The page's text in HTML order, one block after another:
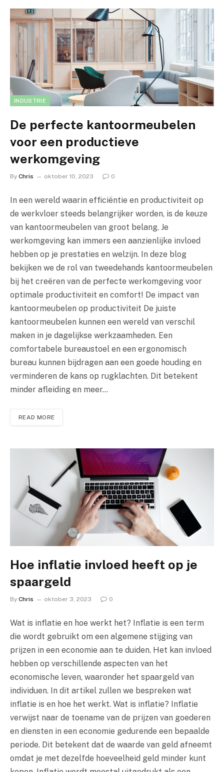
INDUSTRIE
De perfecte kantoormeubelen
voor een productieve
werkomgeving
By Chris oktober 10, 2023 0
In een wereld waarin efficiëntie en productiviteit op
de werkvloer steeds belangrijker worden, is de keuze
van kantoormeubelen van groot belang. Je
werkomgeving kan immers een aanzienlijke invloed
hebben op je prestaties en welzijn. In deze blog
bekijken we de rol van tweedehands kantoormeubelen
bij het creëren van de perfecte werkomgeving voor
optimale productiviteit en comfort! De impact van
kantoormeubelen op productiviteit De juiste
kantoormeubelen kunnen een wereld van verschil
maken in je dagelijkse werkzaamheden. Een
comfortabele bureaustoel en een ergonomisch
bureau kunnen bijdragen aan een goede houding en
verminderen de kans op rugklachten. Dit betekent
minder afleiding en meer…
READ MORE
Hoe inflatie invloed heeft op je
spaargeld
By Chris oktober 3, 2023 0
Wat is inflatie en hoe werkt het? Inflatie is een term
die wordt gebruikt om een algemene stijging van
prijzen in een economie aan te duiden. Het kan invloed
hebben op verschillende aspecten van het
economische leven, waaronder het spaargeld van
individuen. In dit artikel zullen we bespreken wat
inflatie is en hoe het werkt. Wat is inflatie? Inflatie
verwijst naar de toename van de prijzen van goederen
en diensten in een economie gedurende een bepaalde
periode. Dit betekent dat de waarde van geld afneemt
omdat je met dezelfde hoeveelheid geld minder kunt